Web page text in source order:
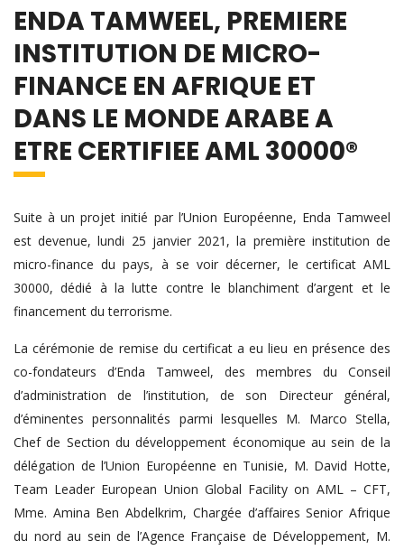
ENDA TAMWEEL, PREMIERE
INSTITUTION DE MICRO-
FINANCE EN AFRIQUE ET
DANS LE MONDE ARABE A
ETRE CERTIFIEE AML 30000®
Suite à un projet initié par l’Union Européenne, Enda Tamweel
est devenue, lundi 25 janvier 2021, la première institution de
micro-finance du pays, à se voir décerner, le certificat AML
30000, dédié à la lutte contre le blanchiment d’argent et le
financement du terrorisme.
La cérémonie de remise du certificat a eu lieu en présence des
co-fondateurs d’Enda Tamweel, des membres du Conseil
d’administration de l’institution, de son Directeur général,
d’éminentes personnalités parmi lesquelles M. Marco Stella,
Chef de Section du développement économique au sein de la
délégation de l’Union Européenne en Tunisie, M. David Hotte,
Team Leader European Union Global Facility on AML – CFT,
Mme. Amina Ben Abdelkrim, Chargée d’affaires Senior Afrique
du nord au sein de l’Agence Française de Développement, M.